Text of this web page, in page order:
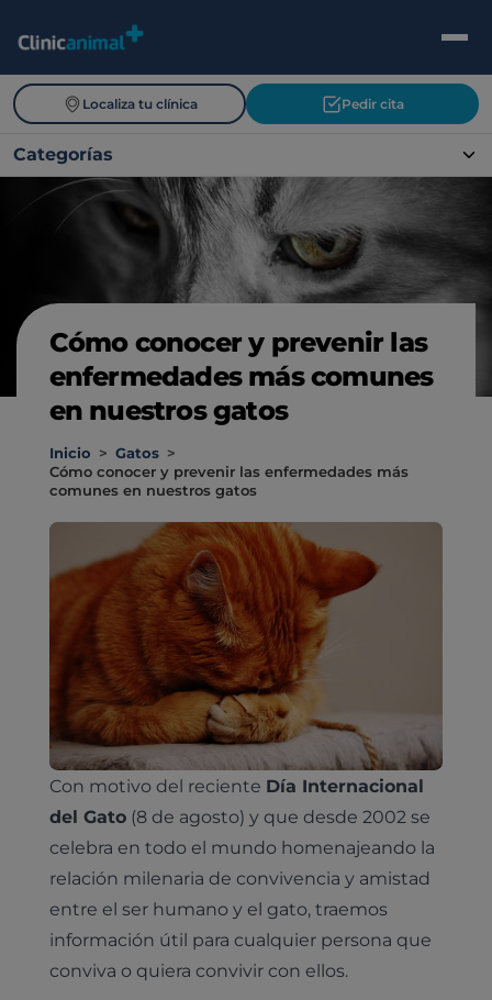
Localiza tu clínica Pedir cita
Categorías
Cómo conocer y prevenir las
enfermedades más comunes
en nuestros gatos
Inicio > Gatos >
Cómo conocer y prevenir las enfermedades más
comunes en nuestros gatos
Con motivo del reciente Día Internacional
del Gato(8 de agosto) y que desde 2002 se
celebra en todo el mundo homenajeando la
relación milenaria de convivencia y amistad
entre el ser humano y el gato, traemos
información útil para cualquier persona que
conviva o quiera convivir con ellos.